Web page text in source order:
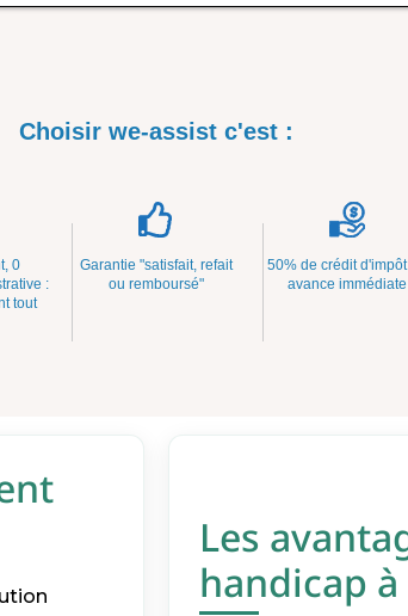
Choisir we-assist c'est :
0
:
tout
Garantie "satisfait, refait
ou remboursé"
50% de crédit
avance immédiate
Les
handicap